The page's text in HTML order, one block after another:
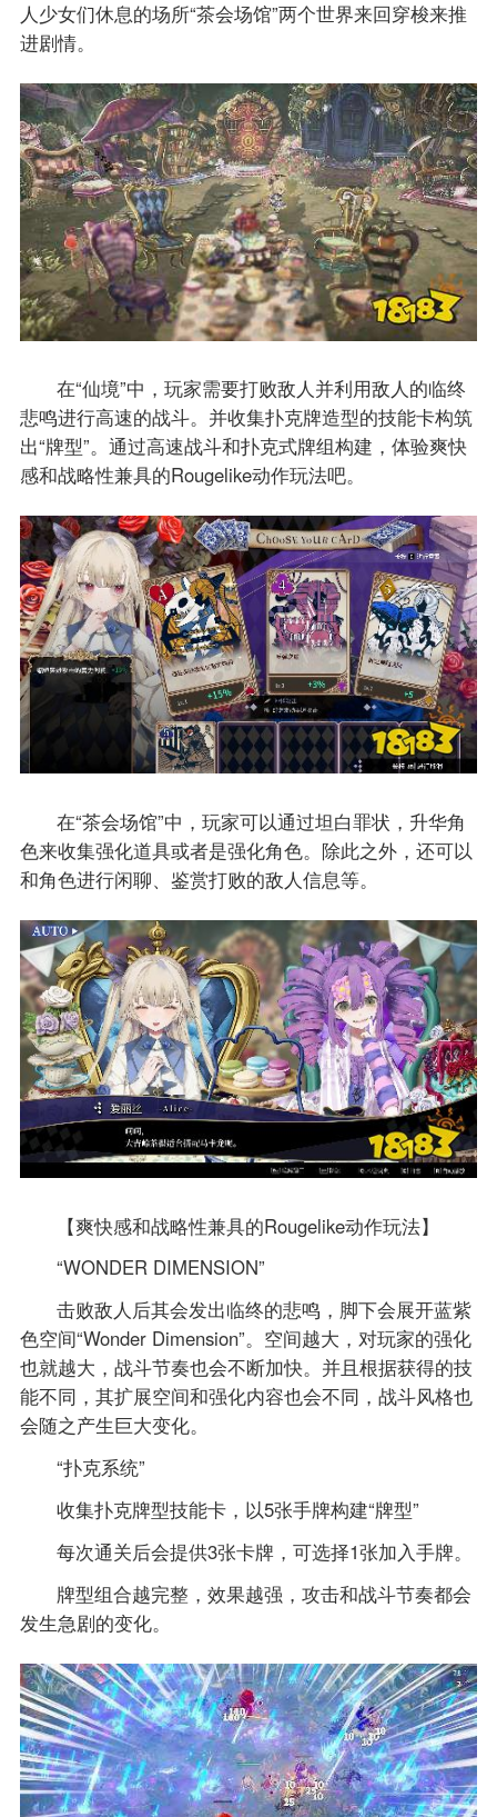
人少女们休息的场所“茶会场馆”两个世界来回穿梭来推
进剧情。
在“仙境”中，玩家需要打败敌人并利用敌人的临终
悲鸣进行高速的战斗。并收集扑克牌造型的技能卡构筑
出“牌型”。通过高速战斗和扑克式牌组构建，体验爽快
感和战略性兼具的Rougelike动作玩法吧。
在“茶会场馆”中，玩家可以通过坦白罪状，升华角
色来收集强化道具或者是强化角色。除此之外，还可以
和角色进行闲聊、鉴赏打败的敌人信息等。
【爽快感和战略性兼具的Rougelike动作玩法】
“WONDER DIMENSION”
击败敌人后其会发出临终的悲鸣，脚下会展开蓝紫
色空间“Wonder Dimension”。空间越大，对玩家的强化
也就越大，战斗节奏也会不断加快。并且根据获得的技
能不同，其扩展空间和强化内容也会不同，战斗风格也
会随之产生巨大变化。
“扑克系统”
收集扑克牌型技能卡，以5张手牌构建“牌型”
每次通关后会提供3张卡牌，可选择1张加入手牌。
牌型组合越完整，效果越强，攻击和战斗节奏都会
发生急剧的变化。